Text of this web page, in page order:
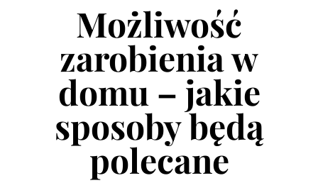
Możliwość
zarobienia w
domu – jakie
sposoby będą
polecane